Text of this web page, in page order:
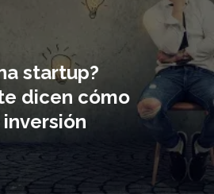
startup?
dicen cómo